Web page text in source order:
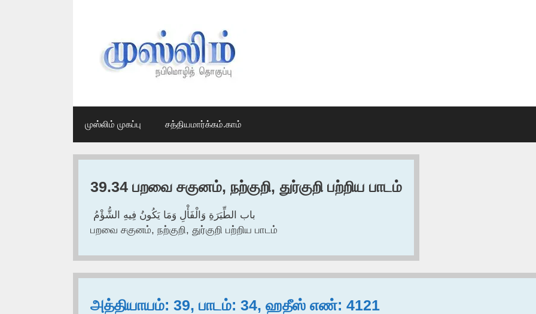
முஸ்லிம் முகப்பு சத்தியமார்க்கம்.காம்
39.34 பறவை சகுனம், நற்குறி, துர்குறி பற்றிய பாடம்
باب الطِّيَرَةِ وَالْفَأْلِ وَمَا يَكُونُ فِيهِ الشُّؤْمُ ‏‏
பறவை சகுனம், நற்குறி, துர்குறி பற்றிய பாடம்
அத்தியாயம்: 39, பாடம்: 34, ஹதீஸ் எண்: 4121